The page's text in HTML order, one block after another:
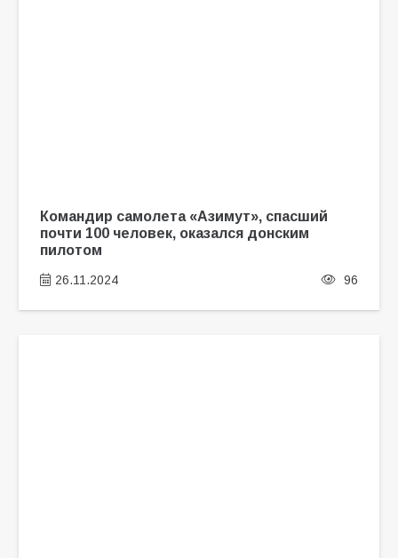
Командир самолета «Азимут», спасший
почти 100 человек, оказался донским
пилотом
26.11.2024 96